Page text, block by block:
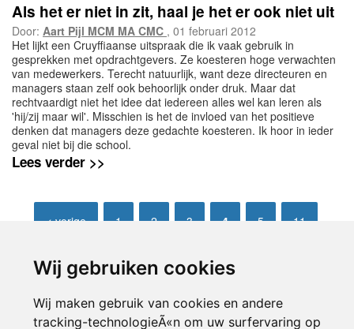
Wij gebruiken cookies
Wij maken gebruik van cookies en andere
tracking-technologieÃ«n om uw surfervaring op
Als het er niet in zit, haal je het er ook niet uit
Door: Aart Pijl MCM MA CMC , 01 februari 2012
Het lijkt een Cruyffiaanse uitspraak die ik vaak gebruik in
gesprekken met opdrachtgevers. Ze koesteren hoge verwachten
van medewerkers. Terecht natuurlijk, want deze directeuren en
managers staan zelf ook behoorlijk onder druk. Maar dat
rechtvaardigt niet het idee dat iedereen alles wel kan leren als
'hij/zij maar wil'. Misschien is het de invloed van het positieve
denken dat managers deze gedachte koesteren. Ik hoor in ieder
geval niet bij die school.
Lees verder >>
< vorige 1 2 3 4 5 11
volgende >